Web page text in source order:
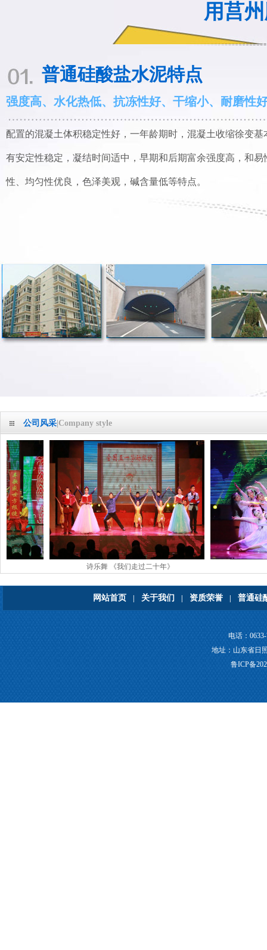
用莒
普通硅酸盐水泥特点
强度高、水化热低、抗冻性好、干缩小、耐磨性
配置的混凝土体积稳定性好，一年龄期时，混凝土收缩徐变
有安定性稳定，凝结时间适中，早期和后期富余强度高，和易
性、均匀性优良，色泽美观，碱含量低等特点。
公司风采 |Company style
诗乐舞 《我们走过二十年》
网站首页 关于我们 资质荣誉 普通硅
电话：
地址：山东省日
鲁ICP备